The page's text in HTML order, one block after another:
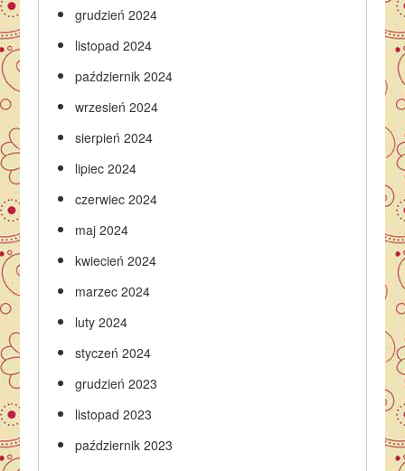
grudzień 2024
listopad 2024
październik 2024
wrzesień 2024
sierpień 2024
lipiec 2024
czerwiec 2024
maj 2024
kwiecień 2024
marzec 2024
luty 2024
styczeń 2024
grudzień 2023
listopad 2023
październik 2023